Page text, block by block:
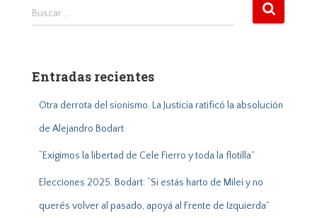
B
r
Buscar …
Entradas recientes
Otra derrota del sionismo. La Justicia ratificó la absolución
de Alejandro Bodart
“Exigimos la libertad de Cele Fierro y toda la flotilla”
Elecciones 2025. Bodart: “Si estás harto de Milei y no
querés volver al pasado, apoyá al Frente de Izquierda”